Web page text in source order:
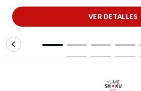
VER DETALLES